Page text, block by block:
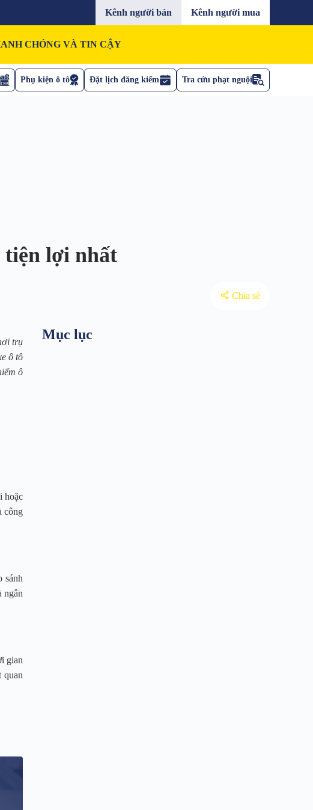
Kênh người bán Kênh người mua
CHÓNG VÀ TIN CẬY
Phụ kiện ô tô Đặt lịch đăng kiểm Tra cứu phạt nguội
tiện lợi nhất
Chia sẻ
trụ
ô tô
ô
hoặc
công
sánh
ngân
gian
quan
Mục lục